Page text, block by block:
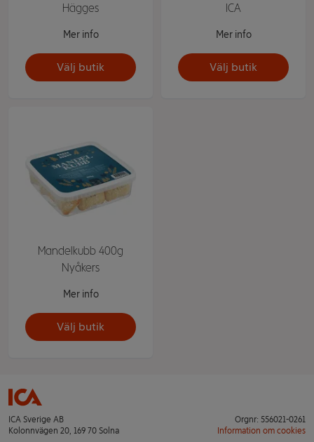
Hägges
Mer info
Välj butik
ICA
Mer info
Välj butik
Mandelkubb 400g
Nyåkers
Mer info
Välj butik
ICA Sverige AB
Kolonnvägen 20, 169 70 Solna
Orgnr: 556021-0261
Information om cookies